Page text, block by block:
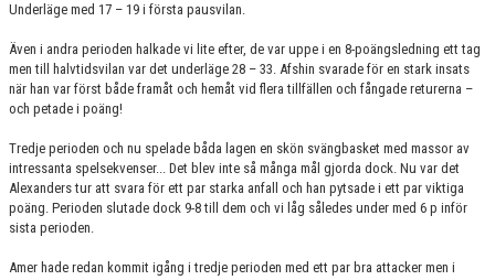
Underläge med 17 – 19 i första pausvilan.
Även i andra perioden halkade vi lite efter, de var uppe i en 8-poängsledning ett tag
men till halvtidsvilan var det underläge 28 – 33. Afshin svarade för en stark insats
när han var först både framåt och hemåt vid flera tillfällen och fångade returerna –
och petade i poäng!
Tredje perioden och nu spelade båda lagen en skön svängbasket med massor av
intressanta spelsekvenser... Det blev inte så många mål gjorda dock. Nu var det
Alexanders tur att svara för ett par starka anfall och han pytsade i ett par viktiga
poäng. Perioden slutade dock 9-8 till dem och vi låg således under med 6 p inför
sista perioden.
Amer hade redan kommit igång i tredje perioden med ett par bra attacker men i